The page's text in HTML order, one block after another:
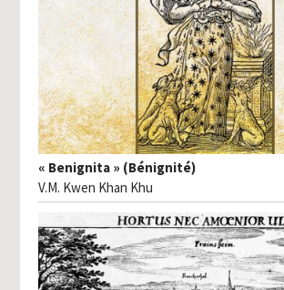
« Benignita » (Bénignité)
V.M. Kwen Khan Khu